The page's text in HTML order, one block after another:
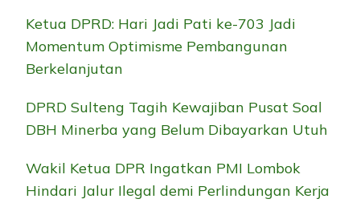
Ketua DPRD: Hari Jadi Pati ke-703 Jadi
Momentum Optimisme Pembangunan
Berkelanjutan
DPRD Sulteng Tagih Kewajiban Pusat Soal
DBH Minerba yang Belum Dibayarkan Utuh
Wakil Ketua DPR Ingatkan PMI Lombok
Hindari Jalur Ilegal demi Perlindungan Kerja